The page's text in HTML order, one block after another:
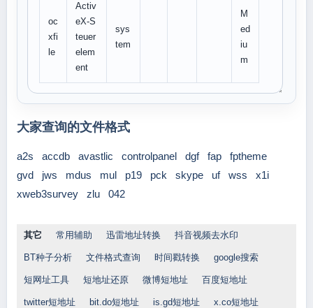
oc
xfi
le
Activ
eX-S
teuer
elem
ent
sys
tem
M
ed
iu
m
大家查询的文件格式
a2s accdb avastlic controlpanel dgf fap
fptheme
gvd
jws mdus mul p19 pck skype uf wss
x1i
xweb3survey
zlu 042
其它 常用辅助 迅雷地址转换 抖音视频去水印
BT种子分析 文件格式查询 时间戳转换 google搜索
短网址工具 短地址还原 微博短地址 百度短地址
twitter短地址 bit.do短地址 is.gd短地址 x.co短地址